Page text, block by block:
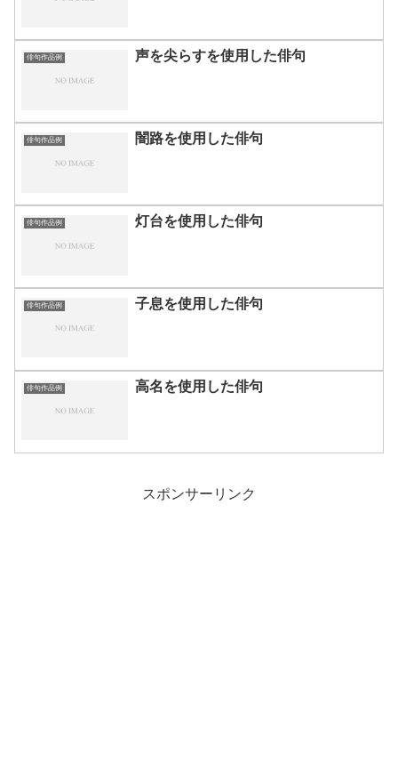
俳句作品例 声を尖らすを使用した俳句
俳句作品例 闇路を使用した俳句
俳句作品例 灯台を使用した俳句
俳句作品例 子息を使用した俳句
俳句作品例 高名を使用した俳句
スポンサーリンク